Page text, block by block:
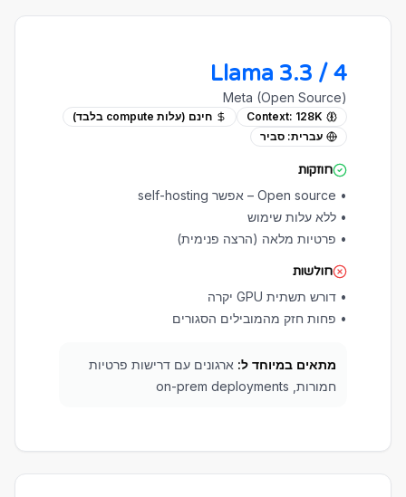
Llama 3.3 / 4
Meta (Open Source)
Context: 128K
חינם (עלות compute בלבד)
עברית: סביר
חוזקות
• Open source – אפשר self-hosting
• ללא עלות שימוש
• פרטיות מלאה (הרצה פנימית)
חולשות
• דורש תשתית GPU יקרה
• פחות חזק מהמובילים הסגורים
מתאים במיוחד ל: ארגונים עם דרישות פרטיות
חמורות, on-prem deployments